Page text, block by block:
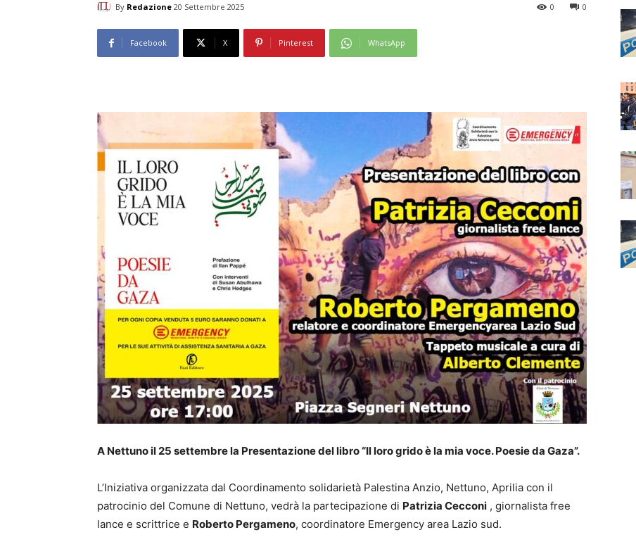
By Redazione 20 Settembre 2025 0
0
Facebook X Pinterest WhatsApp
A Nettuno il 25 settembre la Presentazione del libro “Il loro grido è la mia voce. Poesie da Gaza”.
L’Iniziativa organizzata dal Coordinamento solidarietà Palestina Anzio, Nettuno, Aprilia con il
patrocinio del Comune di Nettuno, vedrà la partecipazione di Patrizia Cecconi , giornalista free
lance e scrittrice e Roberto Pergameno, coordinatore Emergency area Lazio sud.